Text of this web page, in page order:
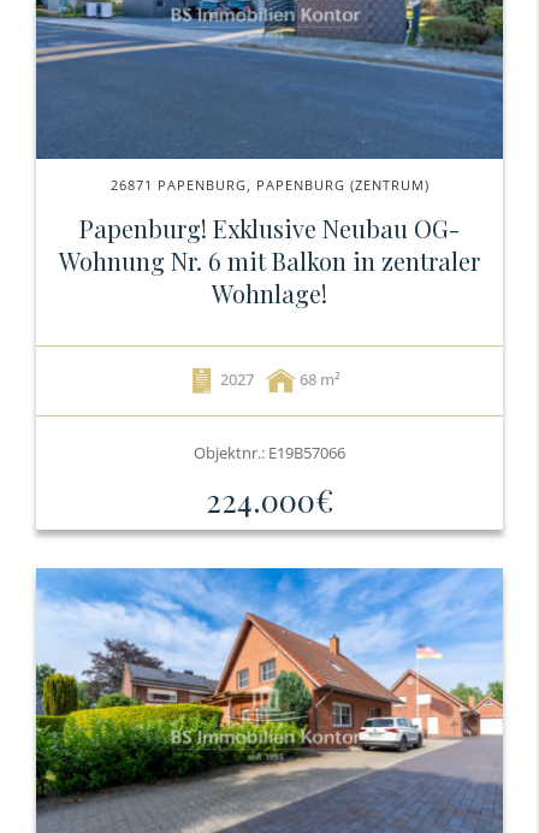
26871 PAPENBURG, PAPENBURG (ZENTRUM)
Papenburg! Exklusive Neubau OG-
Wohnung Nr. 6 mit Balkon in zentraler
Wohnlage!
2027 68
Objektnr.: E19B57066
224.000€